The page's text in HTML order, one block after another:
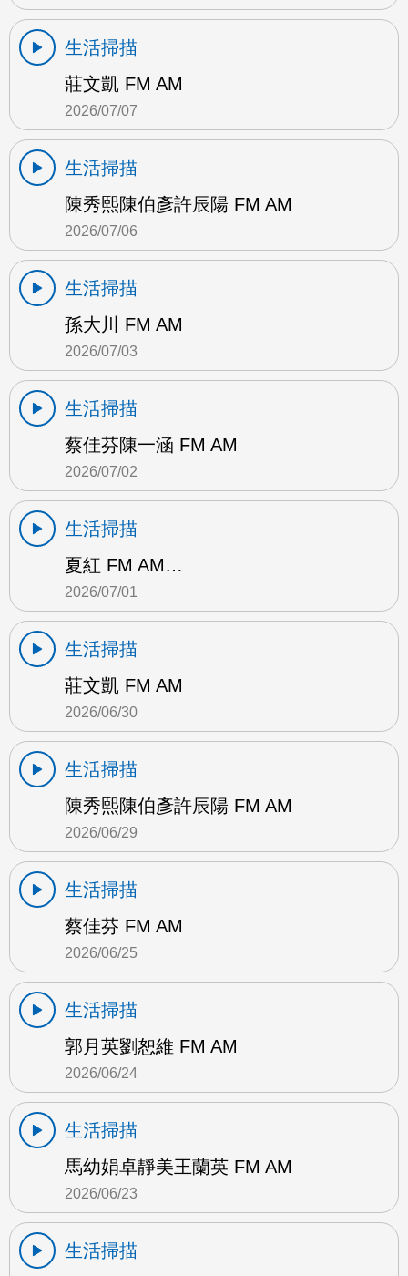
生活掃描
莊文凱 FM AM
2026/07/07
生活掃描
陳秀熙陳伯彥許辰陽 FM AM
2026/07/06
生活掃描
孫大川 FM AM
2026/07/03
生活掃描
蔡佳芬陳一涵 FM AM
2026/07/02
生活掃描
夏紅 FM AM…
2026/07/01
生活掃描
莊文凱 FM AM
2026/06/30
生活掃描
陳秀熙陳伯彥許辰陽 FM AM
2026/06/29
生活掃描
蔡佳芬 FM AM
2026/06/25
生活掃描
郭月英劉恕維 FM AM
2026/06/24
生活掃描
馬幼娟卓靜美王蘭英 FM AM
2026/06/23
生活掃描